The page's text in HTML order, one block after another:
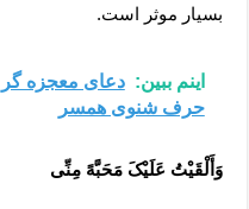
بسیار موثر است.
اینم ببین: دعای معجزه
حرف شنوی همسر
وَأَلْقَیْتُ عَلَیْکَ مَحَبَّهً مِنِّی